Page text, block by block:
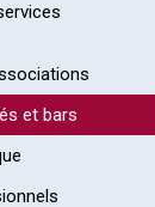
et bars